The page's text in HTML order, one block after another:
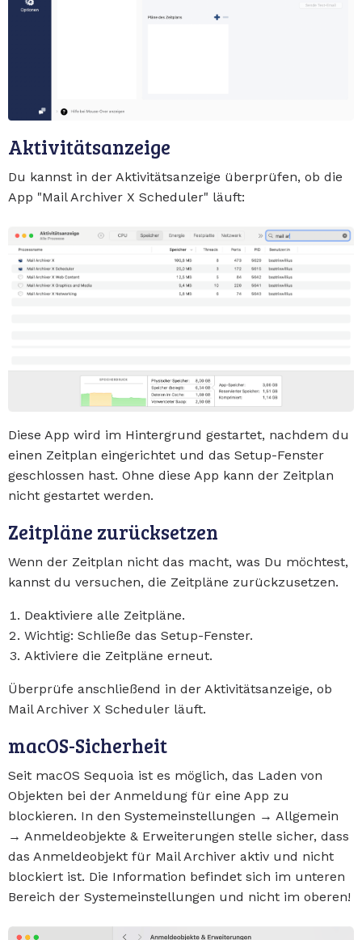
Aktivitätsanzeige
Du kannst in der Aktivitätsanzeige überprüfen, ob die
App "Mail Archiver X Scheduler" läuft:
Diese App wird im Hintergrund gestartet, nachdem du
einen Zeitplan eingerichtet und das Setup-Fenster
geschlossen hast. Ohne diese App kann der Zeitplan
nicht gestartet werden.
Zeitpläne zurücksetzen
Wenn der Zeitplan nicht das macht, was Du möchtest,
kannst du versuchen, die Zeitpläne zurückzusetzen.
Deaktiviere alle Zeitpläne.
Wichtig: Schließe das Setup-Fenster.
Aktiviere die Zeitpläne erneut.
Überprüfe anschließend in der Aktivitätsanzeige, ob
Mail Archiver X Scheduler läuft.
macOS-Sicherheit
Seit macOS Sequoia ist es möglich, das Laden von
Objekten bei der Anmeldung für eine App zu
blockieren. In den Systemeinstellungen → Allgemein
→ Anmeldeobjekte & Erweiterungen stelle sicher, dass
das Anmeldeobjekt für Mail Archiver aktiv und nicht
blockiert ist. Die Information befindet sich im unteren
Bereich der Systemeinstellungen und nicht im oberen!